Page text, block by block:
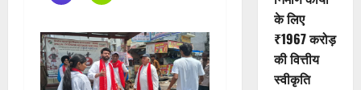
के लिए
₹1967 करोड़
की वित्तीय
स्वीकृति